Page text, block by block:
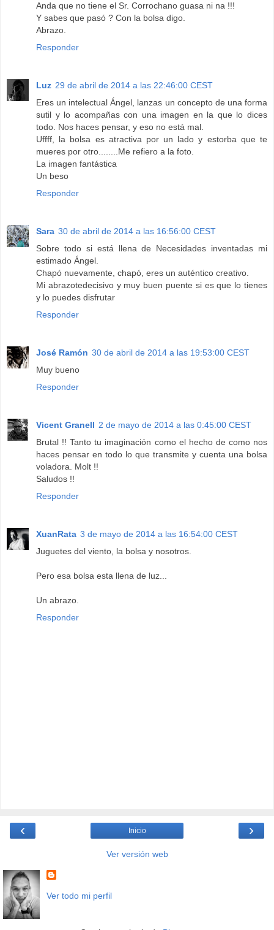
Anda que no tiene el Sr. Corrochano guasa ni na !!!
Y sabes que pasó ? Con la bolsa digo.
Abrazo.
Responder
Luz 29 de abril de 2014 a las 22:46:00 CEST
Eres un intelectual Ángel, lanzas un concepto de una forma
sutil y lo acompañas con una imagen en la que lo dices
todo. Nos haces pensar, y eso no está mal.
Uffff, la bolsa es atractiva por un lado y estorba que te
mueres por otro........Me refiero a la foto.
La imagen fantástica
Un beso
Responder
Sara 30 de abril de 2014 a las 16:56:00 CEST
Sobre todo si está llena de Necesidades inventadas mi
estimado Ángel.
Chapó nuevamente, chapó, eres un auténtico creativo.
Mi abrazotedecisivo y muy buen puente si es que lo tienes
y lo puedes disfrutar
Responder
José Ramón 30 de abril de 2014 a las 19:53:00 CEST
Muy bueno
Responder
Vicent Granell 2 de mayo de 2014 a las 0:45:00 CEST
Brutal !! Tanto tu imaginación como el hecho de como nos
haces pensar en todo lo que transmite y cuenta una bolsa
voladora. Molt !!
Saludos !!
Responder
XuanRata 3 de mayo de 2014 a las 16:54:00 CEST
Juguetes del viento, la bolsa y nosotros.
Pero esa bolsa esta llena de luz...
Un abrazo.
Responder
‹ ›
Inicio
Ver versión web
Ver todo mi perfil